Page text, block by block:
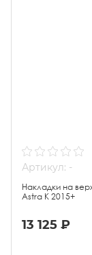
Артикул: -
Накладки на
Astra K 2015+
13 125 ₽